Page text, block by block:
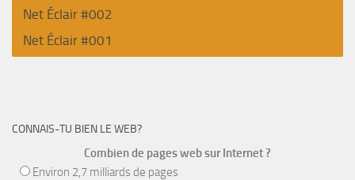
Net Éclair #002
Net Éclair #001
CONNAIS-TU BIEN LE WEB?
Combien de pages web sur Internet ?
Environ 2,7 milliards de pages